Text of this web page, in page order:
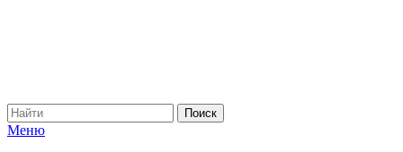
Меню